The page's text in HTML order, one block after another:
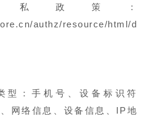
政策：
authz/resource/html/d
：手机号、设备标识符
网络信息、设备信息、IP地